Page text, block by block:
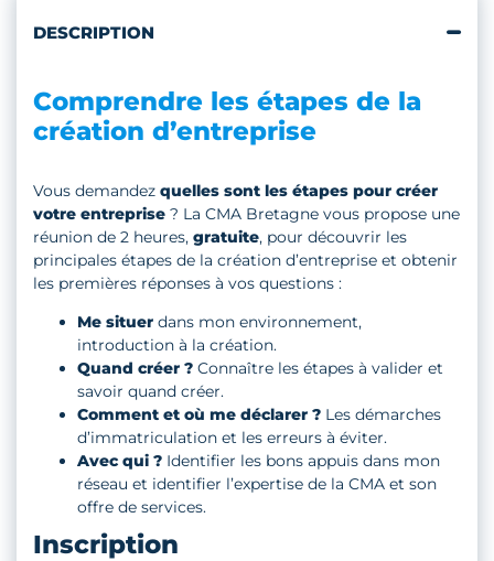
DESCRIPTION
Comprendre les étapes de la
création d’entreprise
Vous demandez quelles sont les étapes pour créer
votre entreprise ? La CMA Bretagne vous propose une
réunion de 2 heures, gratuite, pour découvrir les
principales étapes de la création d’entreprise et obtenir
les premières réponses à vos questions :
Me situer dans mon environnement,
introduction à la création.
Quand créer ? Connaître les étapes à valider et
savoir quand créer.
Comment et où me déclarer ? Les démarches
d’immatriculation et les erreurs à éviter.
Avec qui ? Identifier les bons appuis dans mon
réseau et identifier l’expertise de la CMA et son
offre de services.
Inscription